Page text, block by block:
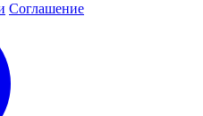
Соглашение